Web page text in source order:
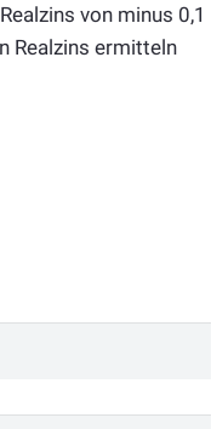
von minus 0,1
Realzins ermitteln